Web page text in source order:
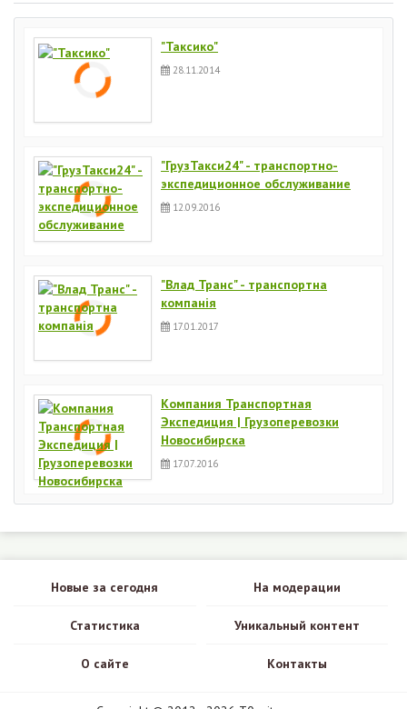
"Таксико"
28.11.2014
"ГрузТакси24" - транспортно-
экспедиционное обслуживание
12.09.2016
"Влад Транс" - транспортна
компанія
17.01.2017
Компания Транспортная
Экспедиция | Грузоперевозки
Новосибирска
17.07.2016
Новые за сегодня На модерации
Статистика Уникальный контент
О сайте Контакты